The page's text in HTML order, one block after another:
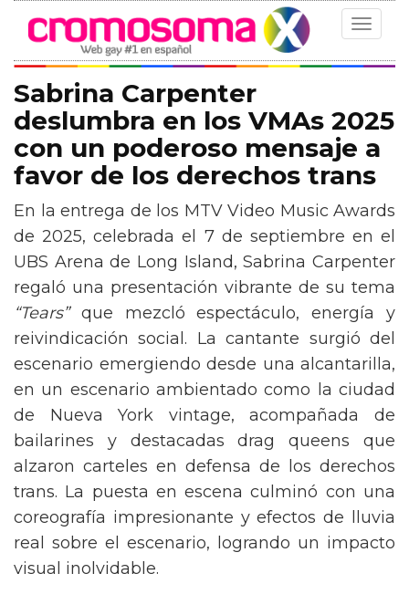
Toggle
Sabrina Carpenter
deslumbra en los VMAs 2025
con un poderoso mensaje a
favor de los derechos trans
En la entrega de los MTV Video Music Awards
de 2025, celebrada el 7 de septiembre en el
UBS Arena de Long Island, Sabrina Carpenter
regaló una presentación vibrante de su tema
“Tears”que mezcló espectáculo, energía y
reivindicación social. La cantante surgió del
escenario emergiendo desde una alcantarilla,
en un escenario ambientado como la ciudad
de Nueva York vintage, acompañada de
bailarines y destacadas drag queens que
alzaron carteles en defensa de los derechos
trans. La puesta en escena culminó con una
coreografía impresionante y efectos de lluvia
real sobre el escenario, logrando un impacto
visual inolvidable.